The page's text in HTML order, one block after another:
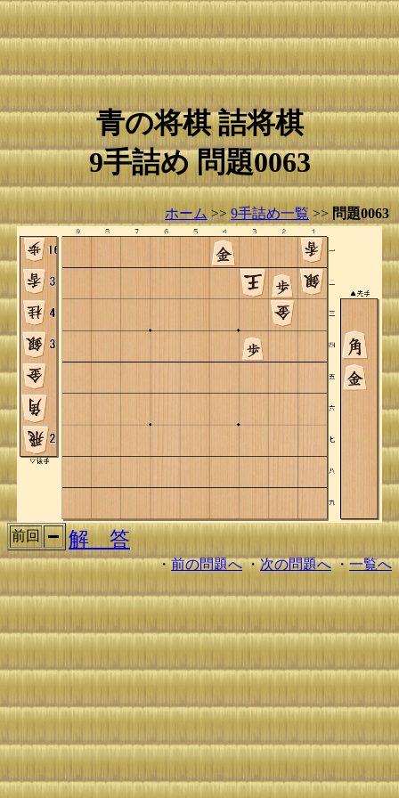
青の将棋 詰将棋
9手詰め 問題0063
ホーム >> 9手詰め一覧 >> 問題0063
前回 解 答
・前の問題へ・次の問題へ・一覧へ